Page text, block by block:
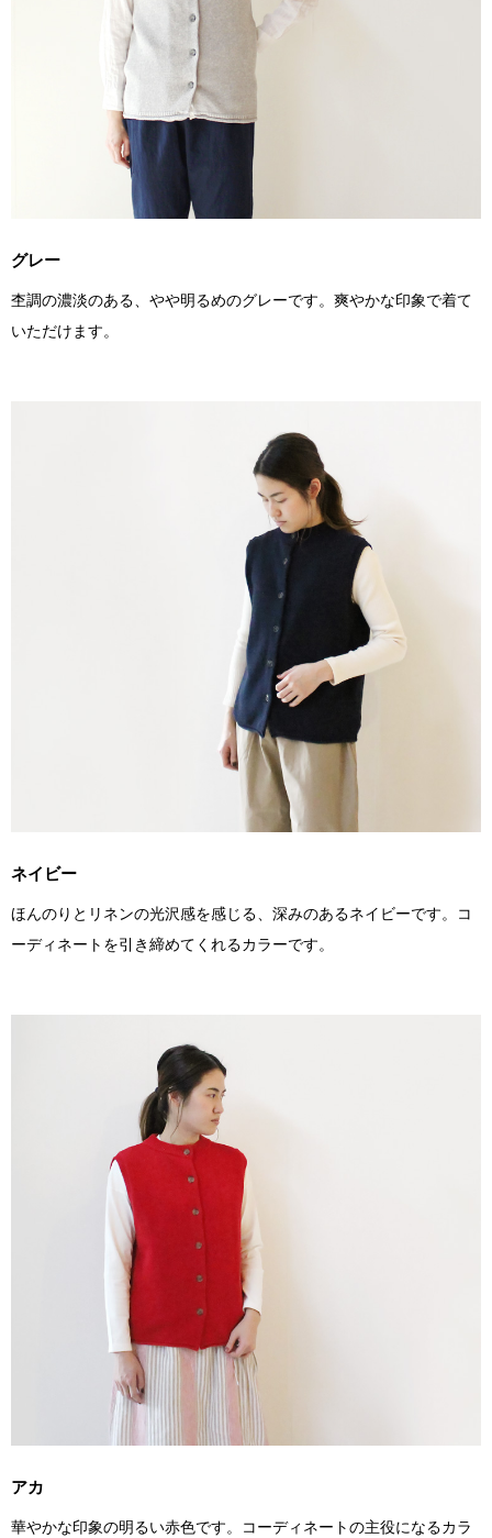
グレー
杢調の濃淡のある、やや明るめのグレーです。爽やかな印象で着て
いただけます。
ネイビー
ほんのりとリネンの光沢感を感じる、深みのあるネイビーです。コ
ーディネートを引き締めてくれるカラーです。
アカ
華やかな印象の明るい赤色です。コーディネートの主役になるカラ